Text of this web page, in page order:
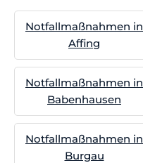
Notfallmaßnahmen in
Affing
Notfallmaßnahmen in
Babenhausen
Notfallmaßnahmen in
Burgau